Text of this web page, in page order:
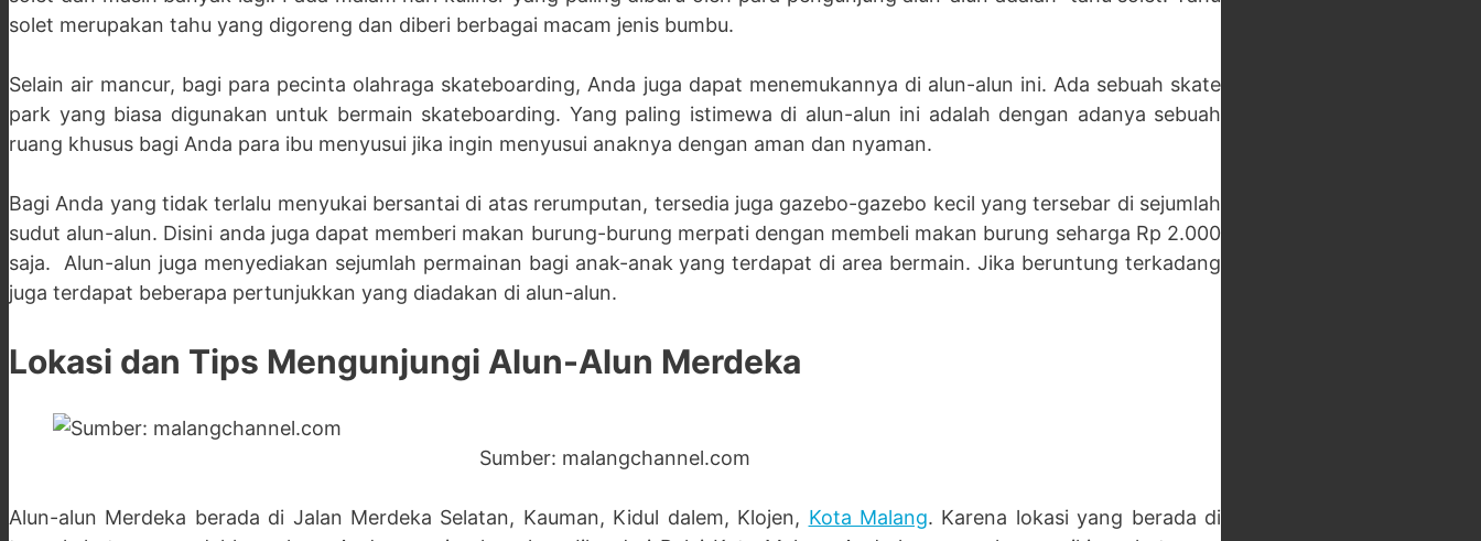
solet merupakan tahu yang digoreng dan diberi berbagai macam jenis bumbu.
Selain air mancur, bagi para pecinta olahraga skateboarding, Anda juga dapat menemukannya di alun-alun ini. Ada sebuah skate
park yang biasa digunakan untuk bermain skateboarding. Yang paling istimewa di alun-alun ini adalah dengan adanya sebuah
ruang khusus bagi Anda para ibu menyusui jika ingin menyusui anaknya dengan aman dan nyaman.
Bagi Anda yang tidak terlalu menyukai bersantai di atas rerumputan, tersedia juga gazebo-gazebo kecil yang tersebar di sejumlah
sudut alun-alun. Disini anda juga dapat memberi makan burung-burung merpati dengan membeli makan burung seharga Rp 2.000
saja. Alun-alun juga menyediakan sejumlah permainan bagi anak-anak yang terdapat di area bermain. Jika beruntung terkadang
juga terdapat beberapa pertunjukkan yang diadakan di alun-alun.
Lokasi dan Tips Mengunjungi Alun-Alun Merdeka
Sumber: malangchannel.com
Alun-alun Merdeka berada di Jalan Merdeka Selatan, Kauman, Kidul dalem, Klojen, Kota Malang. Karena lokasi yang berada di